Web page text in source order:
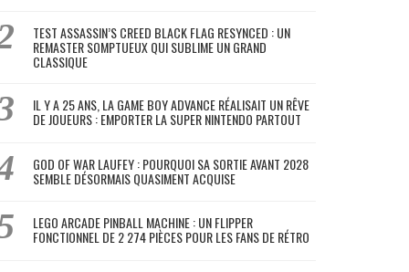
TEST ASSASSIN’S CREED BLACK FLAG RESYNCED : UN
REMASTER SOMPTUEUX QUI SUBLIME UN GRAND
CLASSIQUE
IL Y A 25 ANS, LA GAME BOY ADVANCE RÉALISAIT UN RÊVE
DE JOUEURS : EMPORTER LA SUPER NINTENDO PARTOUT
GOD OF WAR LAUFEY : POURQUOI SA SORTIE AVANT 2028
SEMBLE DÉSORMAIS QUASIMENT ACQUISE
LEGO ARCADE PINBALL MACHINE : UN FLIPPER
FONCTIONNEL DE 2 274 PIÈCES POUR LES FANS DE RÉTRO